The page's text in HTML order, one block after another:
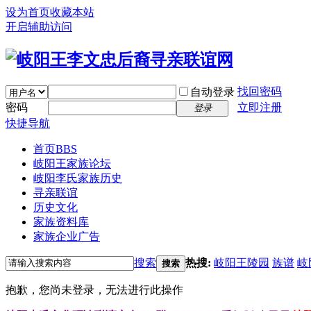
设为首页收藏本站
开启辅助访问
自动登录 找回密码
密码
登录
立即注册
快捷导航
首页BBS
岐阳王家族论坛
岐阳李氏家族历史
寻亲联谊
历史文化
家族资料库
家族企业广告
搜索 搜索 热搜: 岐阳王陵园 族谱 岐
抱歉，您尚未登录，无法进行此操作